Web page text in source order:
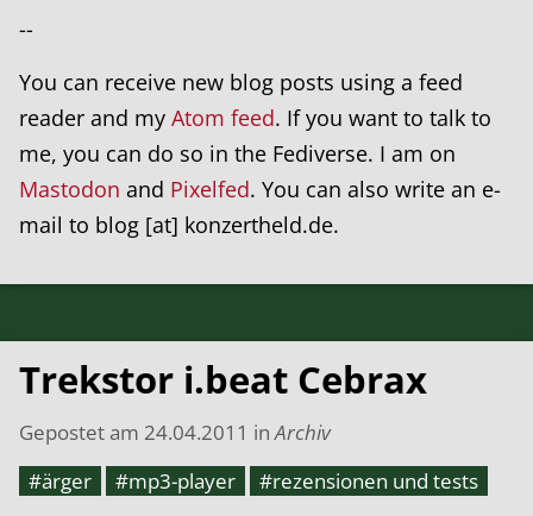
--
You can receive new blog posts using a feed
reader and my Atom feed. If you want to talk to
me, you can do so in the Fediverse. I am on
Mastodon and Pixelfed. You can also write an e-
mail to blog [at] konzertheld.de.
Trekstor i.beat Cebrax
Gepostet am 24.04.2011 in Archiv
#ärger
#mp3-player
#rezensionen und tests